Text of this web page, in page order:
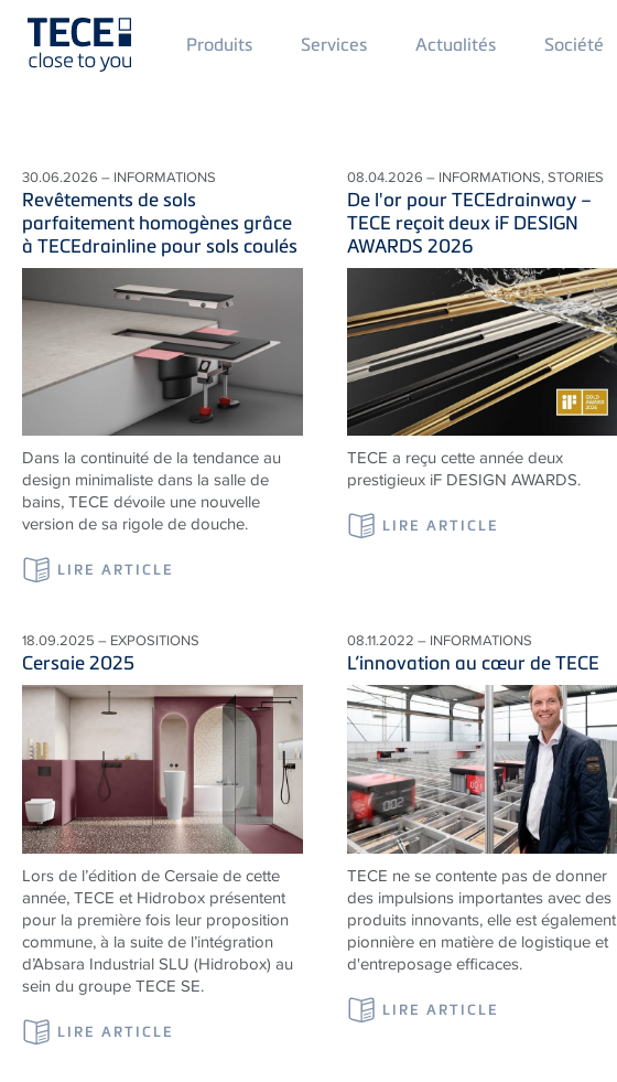
Main
Menü
Produits Services Actualités Main
Menu
Société
30.06.2026 – INFORMATIONS
Revêtements de sols
parfaitement homogènes grâce
à TECEdrainline pour sols coulés
Dans la continuité de la tendance au
design minimaliste dans la salle de
bains, TECE dévoile une nouvelle
version de sa rigole de douche.
LIRE ARTICLE
08.04.2026 – INFORMATIONS, STORIES
De l'or pour TECEdrainway –
TECE reçoit deux iF DESIGN
AWARDS 2026
TECE a reçu cette année deux
prestigieux iF DESIGN AWARDS.
LIRE ARTICLE
18.09.2025 – EXPOSITIONS
Cersaie 2025
Lors de l’édition de Cersaie de cette
année, TECE et Hidrobox présentent
pour la première fois leur proposition
commune, à la suite de l’intégration
d’Absara Industrial SLU (Hidrobox) au
sein du groupe TECE SE.
LIRE ARTICLE
08.11.2022 – INFORMATIONS
L’innovation au cœur de TECE
TECE ne se contente pas de donner
des impulsions importantes avec des
produits innovants, elle est également
pionnière en matière de logistique et
d'entreposage efficaces.
LIRE ARTICLE